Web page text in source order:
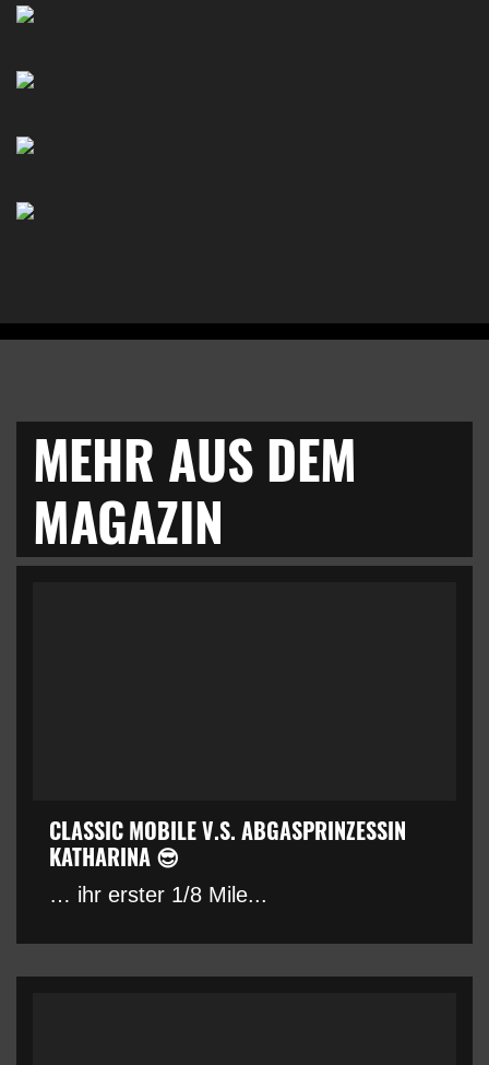
MEHR AUS DEM
MAGAZIN
CLASSIC MOBILE V.S. ABGASPRINZESSIN
KATHARINA 😎
… ihr erster 1/8 Mile...